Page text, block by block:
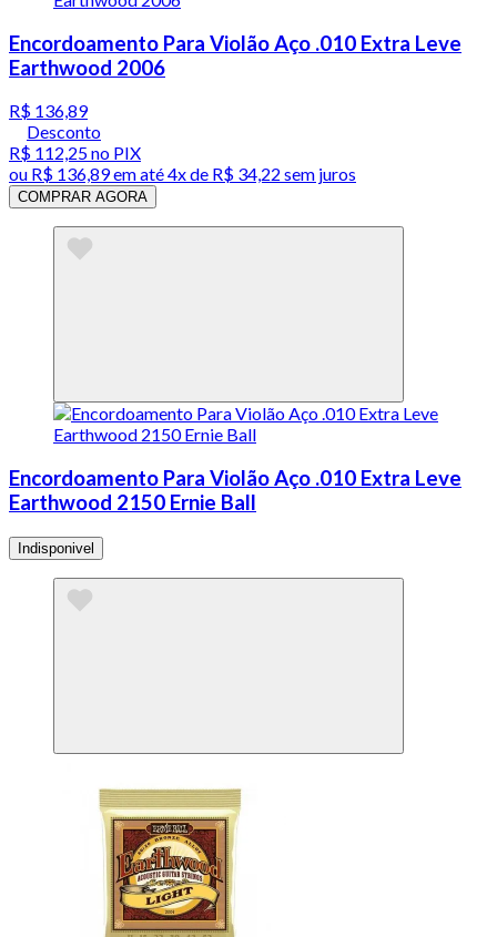
Encordoamento Para Violão Aço .010 Extra Leve
Earthwood 2006
R$ 136,89
Desconto
R$ 112,25no PIX
ou R$ 136,89em até4x de R$ 34,22 sem juros
COMPRAR AGORA
Encordoamento Para Violão Aço .010 Extra Leve
Earthwood 2150 Ernie Ball
Indisponivel